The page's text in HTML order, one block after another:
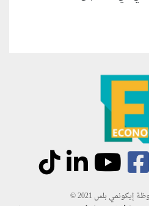
بلس 2021 ©